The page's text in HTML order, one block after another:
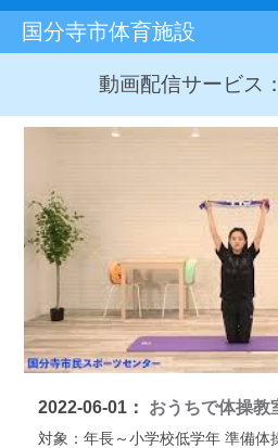
国分寺市体育施設
動画配信サービス
2022-06-01： おうちで体操教
対象：年長～小学校低学年 準備体